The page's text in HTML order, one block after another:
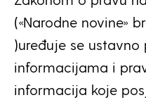
(«Narodne novine»
)uređuje se
informacijama i
informacija koje